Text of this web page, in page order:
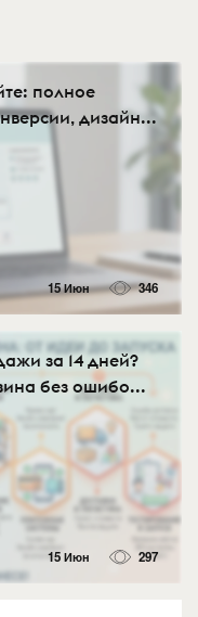
полное
дизайн...
15 Июн 346
за 14 дней?
без ошибо...
15 Июн 297